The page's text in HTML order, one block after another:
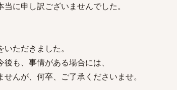
に申し訳ございませんでした。
ただきました。
も、事情がある場合には、
んが、何卒、ご了承くださいませ。